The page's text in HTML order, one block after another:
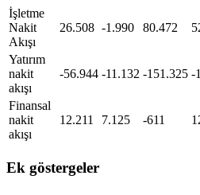
İşletme
Nakit
Akışı
26.508 -1.990 80.472
Yatırım
nakit
akışı
-56.944 -11.132 -151.325 -
Finansal
nakit
akışı
12.211 7.125 -611
Ek göstergeler